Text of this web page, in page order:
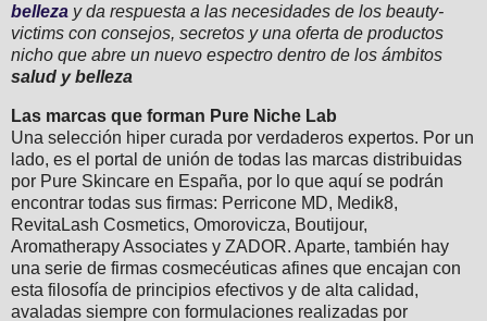
belleza y da respuesta a las necesidades de los beauty-
victims con consejos, secretos y una oferta de productos
nicho que abre un nuevo espectro dentro de los ámbitos
salud y belleza
Las marcas que forman Pure Niche Lab
Una selección hiper curada por verdaderos expertos. Por un
lado, es el portal de unión de todas las marcas distribuidas
por Pure Skincare en España, por lo que aquí se podrán
encontrar todas sus firmas: Perricone MD, Medik8,
RevitaLash Cosmetics, Omorovicza, Boutijour,
Aromatherapy Associates y ZADOR. Aparte, también hay
una serie de firmas cosmecéuticas afines que encajan con
esta filosofía de principios efectivos y de alta calidad,
avaladas siempre con formulaciones realizadas por